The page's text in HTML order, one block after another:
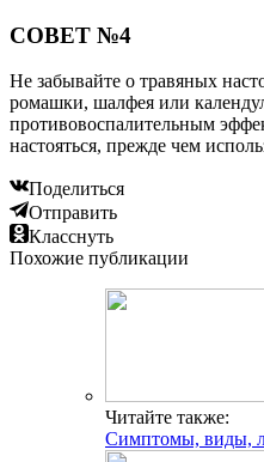
СОВЕТ №4
Не забывайте о травяных
ромашки, шалфея или
противовоспалительным
настояться, прежде чем
Поделиться
Отправить
Класснуть
Похожие публикации
Читайте также:
Симптомы, виды,